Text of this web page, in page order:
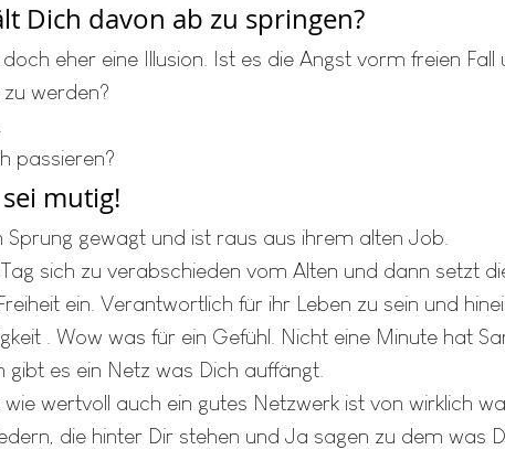
Dich davon ab zu springen?
eher eine Illusion. Ist es die Angst vorm freien Fall
werden?
passieren?
mutig!
Sprung gewagt und ist raus aus ihrem alten Job.
sich zu verabschieden vom Alten und dann setzt
ein. Verantwortlich für ihr Leben zu sein und
. Wow was für ein Gefühl. Nicht eine Minute hat
gibt es ein Netz was Dich auffängt.
wertvoll auch ein gutes Netzwerk ist von wirklich
die hinter Dir stehen und Ja sagen zu dem was